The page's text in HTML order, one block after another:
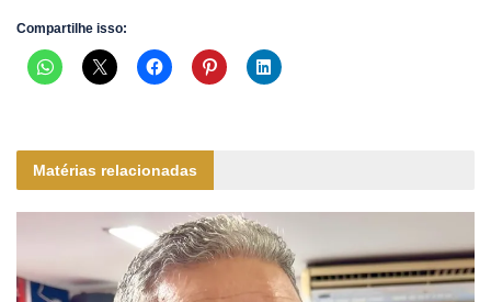
Compartilhe isso:
Matérias relacionadas